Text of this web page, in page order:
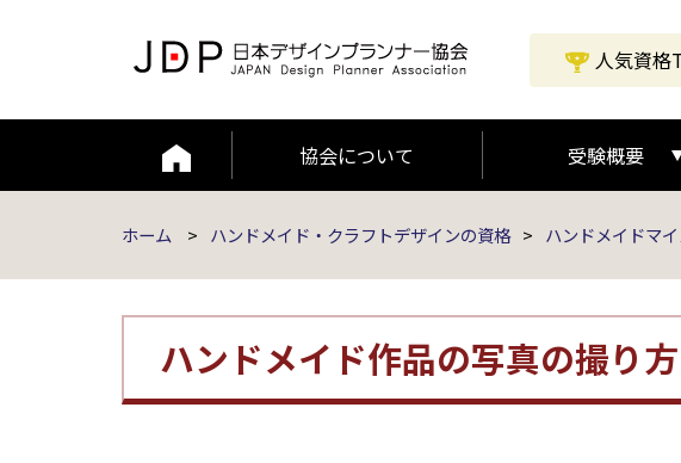
人気資格
協会について
JAAMP論文
編集者ポリシー
受験概要
受験概要
受験の流れ
ホーム > ハンドメイド・クラフトデザインの資格 > ハンドメイドマ
ハンドメイド作品の写真の撮り